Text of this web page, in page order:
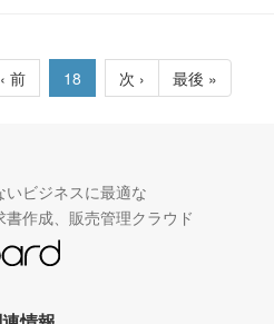
‹ 前 18 次 › 最後 »
いビジネスに最適な
書作成、販売管理クラウド